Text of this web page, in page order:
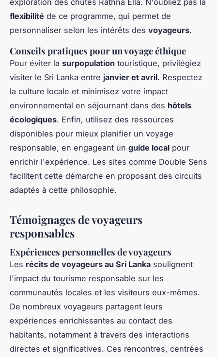
flexibilité de ce programme, qui permet de
personnaliser selon les intérêts des voyageurs.
Conseils pratiques pour un voyage éthique
Pour éviter la surpopulation touristique, privilégiez
visiter le Sri Lanka entre janvier et avril. Respectez
la culture locale et minimisez votre impact
environnemental en séjournant dans des hôtels
écologiques. Enfin, utilisez des ressources
disponibles pour mieux planifier un voyage
responsable, en engageant un guide local pour
enrichir l'expérience. Les sites comme Double Sens
facilitent cette démarche en proposant des circuits
adaptés à cette philosophie.
Témoignages de voyageurs
responsables
Expériences personnelles de voyageurs
Les récits de voyageurs au Sri Lanka soulignent
l'impact du tourisme responsable sur les
communautés locales et les visiteurs eux-mêmes.
De nombreux voyageurs partagent leurs
expériences enrichissantes au contact des
habitants, notamment à travers des interactions
directes et significatives. Ces rencontres, centrées